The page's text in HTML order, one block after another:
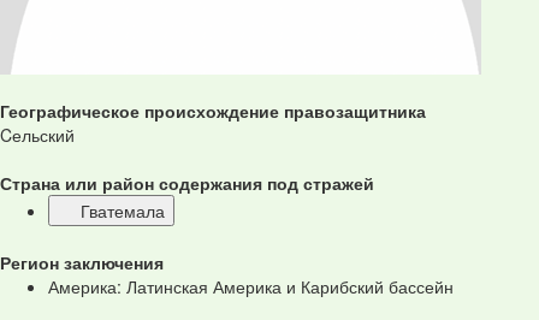
Географическое происхождение правозащитника
Cельский
Страна или район содержания под стражей
Гватемала
Регион заключения
Америка: Латинская Америка и Карибский бассейн